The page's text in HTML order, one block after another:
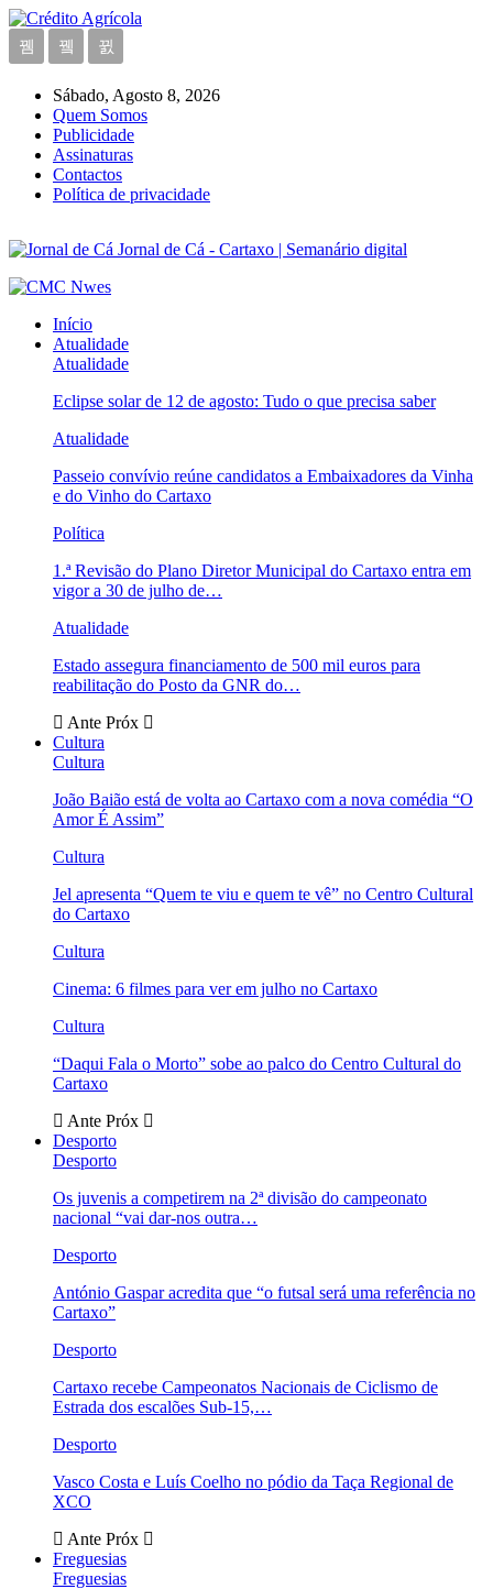
Sábado, Agosto 8, 2026
Quem Somos
Publicidade
Assinaturas
Contactos
Política de privacidade
Jornal de Cá - Cartaxo | Semanário digital
Início
Atualidade
Atualidade
Eclipse solar de 12 de agosto: Tudo o que precisa saber
Atualidade
Passeio convívio reúne candidatos a Embaixadores da Vinha
e do Vinho do Cartaxo
Política
1.ª Revisão do Plano Diretor Municipal do Cartaxo entra em
vigor a 30 de julho de…
Atualidade
Estado assegura financiamento de 500 mil euros para
reabilitação do Posto da GNR do…
Ante Próx
Cultura
Cultura
João Baião está de volta ao Cartaxo com a nova comédia “O
Amor É Assim”
Cultura
Jel apresenta “Quem te viu e quem te vê” no Centro Cultural
do Cartaxo
Cultura
Cinema: 6 filmes para ver em julho no Cartaxo
Cultura
“Daqui Fala o Morto” sobe ao palco do Centro Cultural do
Cartaxo
Ante Próx
Desporto
Desporto
Os juvenis a competirem na 2ª divisão do campeonato
nacional “vai dar-nos outra…
Desporto
António Gaspar acredita que “o futsal será uma referência no
Cartaxo”
Desporto
Cartaxo recebe Campeonatos Nacionais de Ciclismo de
Estrada dos escalões Sub-15,…
Desporto
Vasco Costa e Luís Coelho no pódio da Taça Regional de
XCO
Ante Próx
Freguesias
Freguesias